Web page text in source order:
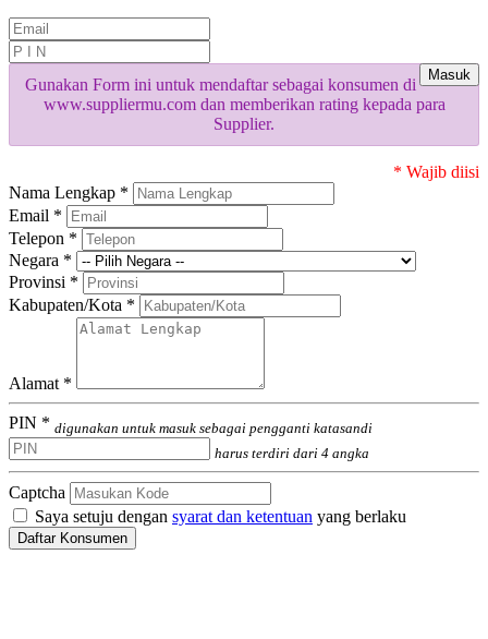
Masuk
Gunakan Form ini untuk mendaftar sebagai konsumen di
www.suppliermu.com dan memberikan rating kepada para
Supplier.
* Wajib diisi
Nama Lengkap *
Email *
Telepon *
Negara *
Provinsi *
Kabupaten/Kota *
Alamat *
PIN * digunakan untuk masuk sebagai pengganti katasandi
harus terdiri dari 4 angka
Captcha
Saya setuju dengan syarat dan ketentuan yang berlaku
Daftar Konsumen